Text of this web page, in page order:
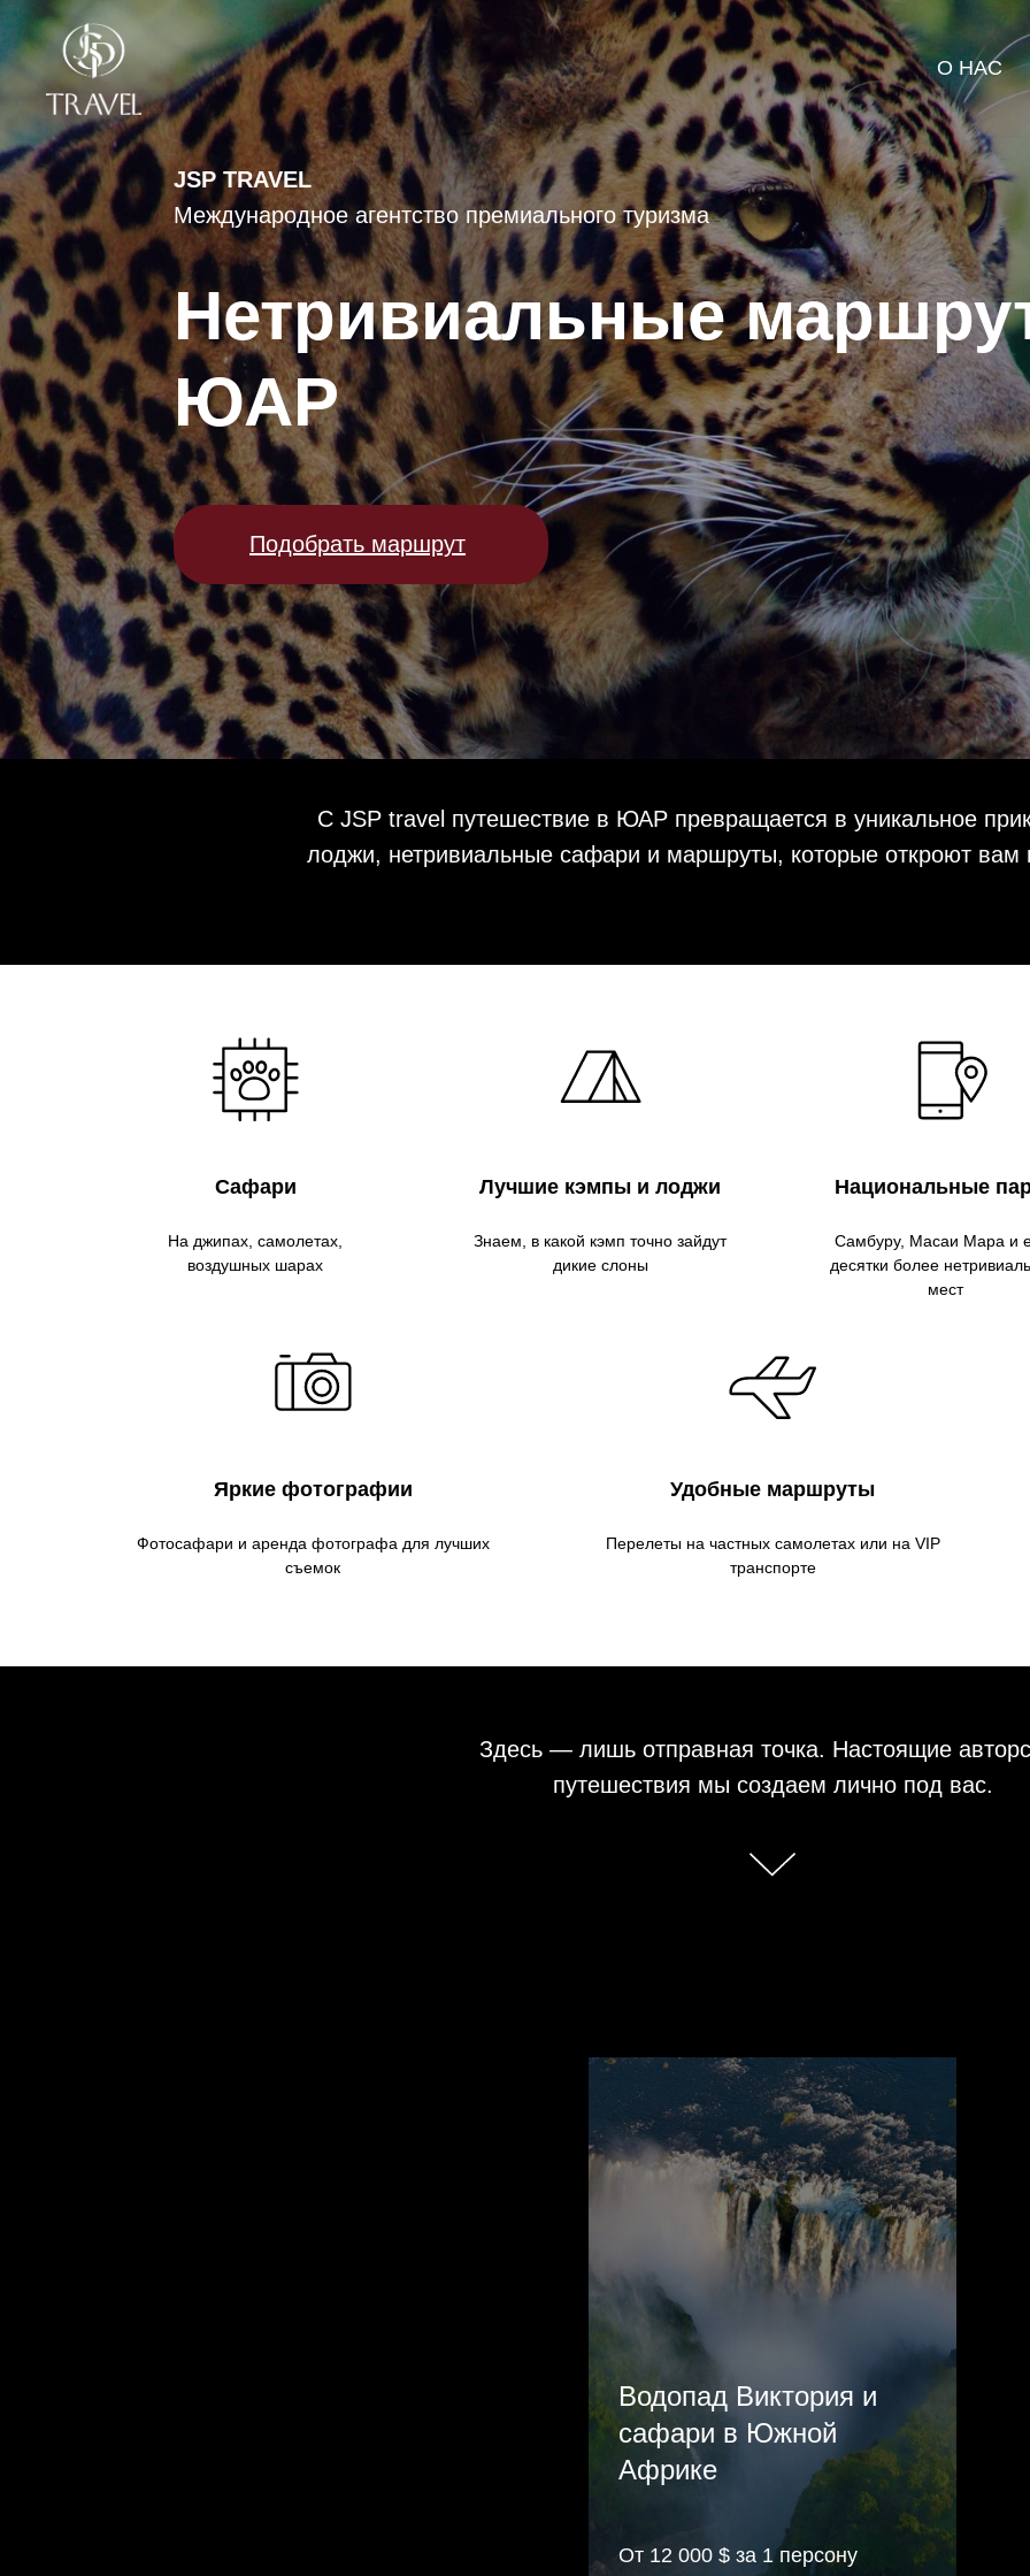
О НАС
Нетривиальные
ЮАР
JSP TRAVEL
Международное агентство премиального туризма
Подобрать маршрут
С JSP travel путешествие в ЮАР превращается в уникальное
лоджи, нетривиальные сафари и маршруты, которые откроют
Сафари
На джипах, самолетах,
воздушных шарах
Лучшие кэмпы и лоджи
Знаем, в какой кэмп точно зайдут
дикие слоны
Национальные
Самбуру, Масаи Мара и
десятки более
мест
Яркие фотографии
Фотосафари и аренда фотографа для лучших
съемок
Удобные маршруты
Перелеты на частных самолетах или на VIP
транспорте
Здесь — лишь отправная точка. Настоящие
путешествия мы создаем лично под вас.
Водопад Виктория и
сафари в Южной
Африке
От 12 000 $ за 1 персону